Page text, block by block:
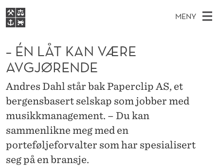
É
Å
T
K
A
N
MENY
V
D
M
E
N
Y
FOR STUDENTER
VIDEREUTDANNING
BIBLIOTEKET
K
N
E
T
T
E
D
E
T
Forsiden
Studier
Forskning
Om NHH
Alumni
– ÉN LÅT KAN VÆRE
AVGJØRENDE
Andres Dahl står bak Paperclip AS, et
bergensbasert selskap som jobber med
musikkmanagement. – Du kan
sammenlikne meg med en
porteføljeforvalter som har spesialisert
seg på en bransje.